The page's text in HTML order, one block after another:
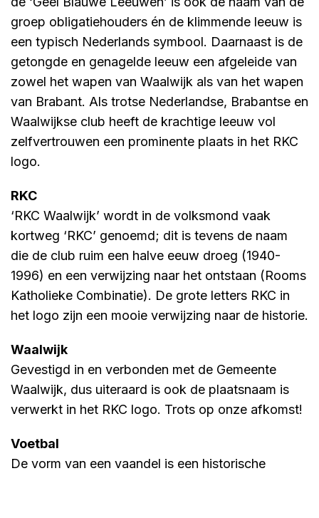
groep obligatiehouders én de klimmende leeuw is
een typisch Nederlands symbool. Daarnaast is de
getongde en genagelde leeuw een afgeleide van
zowel het wapen van Waalwijk als van het wapen
van Brabant. Als trotse Nederlandse, Brabantse en
Waalwijkse club heeft de krachtige leeuw vol
zelfvertrouwen een prominente plaats in het RKC
logo.
RKC
‘RKC Waalwijk’ wordt in de volksmond vaak
kortweg ‘RKC’ genoemd; dit is tevens de naam
die de club ruim een halve eeuw droeg (1940-
1996) en een verwijzing naar het ontstaan (Rooms
Katholieke Combinatie). De grote letters RKC in
het logo zijn een mooie verwijzing naar de historie.
Waalwijk
Gevestigd in en verbonden met de Gemeente
Waalwijk, dus uiteraard is ook de plaatsnaam is
verwerkt in het RKC logo. Trots op onze afkomst!
Voetbal
De vorm van een vaandel is een historische